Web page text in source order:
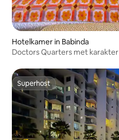
Hotelkamer in Babinda
Doctors Quarters met karakter
Superhost
Superhost